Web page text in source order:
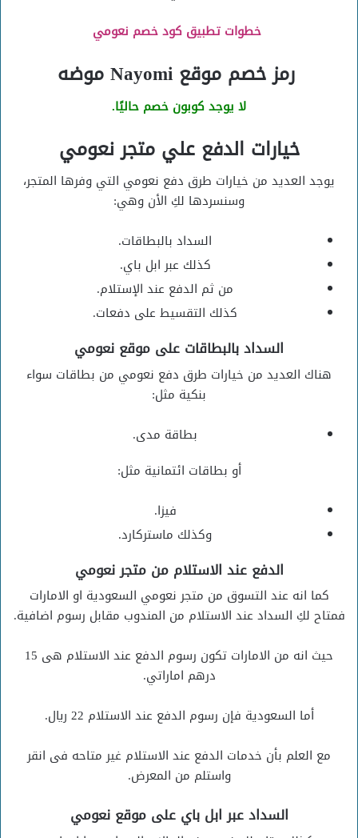
خطوات تطبيق كود خصم نعومي
رمز خصم موقع Nayomi موضه
لا يوجد كوبون خصم حاليًا.
خيارات الدفع علي متجر نعومي
يوجد العديد من خيارات طرق دفع نعومي التي وفرها المتجر،
وسنسردها لكِ الأن وهي:
السداد بالبطاقات.
كذلك عبر ابل باي.
من ثم الدفع عند الإستلام.
كذلك التقسيط على دفعات.
السداد بالبطاقات على موقع نعومي
هناك العديد من خيارات طرق دفع نعومي من بطاقات سواء
بنكية مثل:
بطاقة مدى.
أو بطاقات ائتمانية مثل:
فيزا.
وكذلك ماستركارد.
الدفع عند الاستلام من متجر نعومي
كما انه عند التسوق من متجر نعومي السعودية او الامارات
فمتاح لكِ السداد عند الاستلام من المندوب مقابل رسوم اضافية.
حيث انه من الامارات تكون رسوم الدفع عند الاستلام هى 15
درهم اماراتي.
أما السعودية فإن رسوم الدفع عند الاستلام 22 ريال.
مع العلم بأن خدمات الدفع عند الاستلام غير متاحه فى انقر
واستلم من المعرض.
السداد عبر ابل باي على موقع نعومي